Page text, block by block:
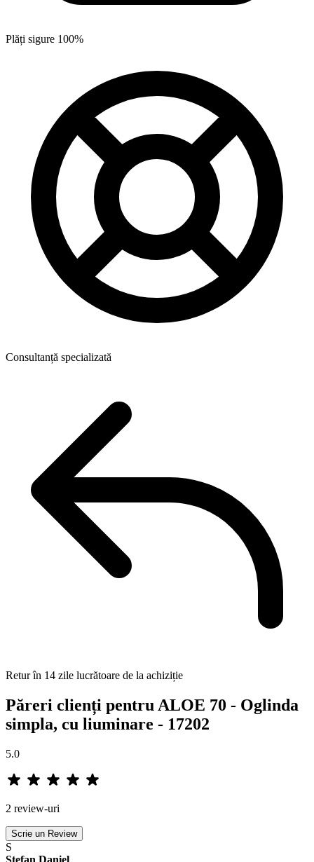
Plăți sigure 100%
Consultanță specializată
Retur în 14 zile lucrătoare de la achiziție
Păreri clienți pentru ALOE 70 - Oglinda
simpla, cu liuminare - 17202
5.0
2 review-uri
Scrie un Review
S